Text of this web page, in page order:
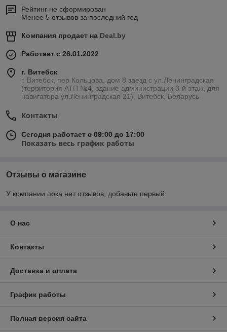
Рейтинг не сформирован
Менее 5 отзывов за последний год
Компания продает на Deal.by
Работает с 26.01.2022
г. Витебск
г. Витебск, пер Кольцова, дом 8 заезд с ул.Ленинградская
(территория АТП №4, здание администрации 3-й этаж, для
навигатора ул.Ленинградская 21), Витебск, Беларусь
Контакты
Сегодня работает с 09:00 до 17:00
Показать весь график работы
Отзывы о магазине
У компании пока нет отзывов, добавьте первый
О нас
Контакты
Доставка и оплата
График работы
Полная версия сайта